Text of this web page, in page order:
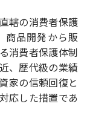
轄の消費者保護
商品開発から販
消費者保護体制
、歴代級の業績
家の信頼回復と
応した措置であ